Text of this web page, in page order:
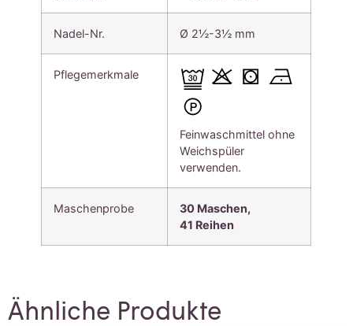
Nadel-Nr. Ø 2½-3½ mm
Pflegemerkmale
Feinwaschmittel ohne
Weichspüler
verwenden.
Maschenprobe
30 Maschen,
41 Reihen
Ähnliche Produkte